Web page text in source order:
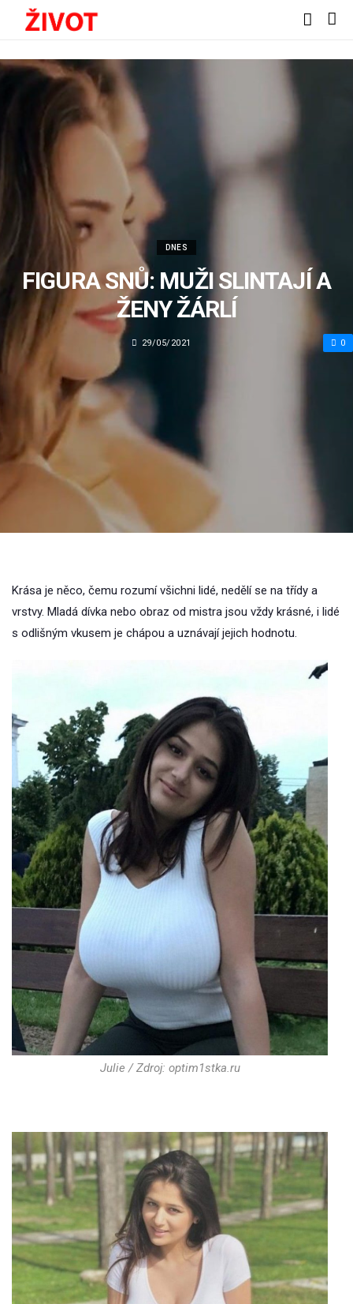
DNES
FIGURA SNŮ: MUŽI SLINTAJÍ A
ŽENY ŽÁRLÍ
29/05/2021 0
Krása je něco, čemu rozumí všichni lidé, nedělí se na třídy a
vrstvy. Mladá dívka nebo obraz od mistra jsou vždy krásné, i lidé
s odlišným vkusem je chápou a uznávají jejich hodnotu.
Julie / Zdroj: optim1stka.ru